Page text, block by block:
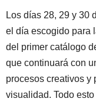
Los días 28, 29 y 30
el día escogido para
del primer catálogo
que continuará con
procesos creativos y
visualidad. Todo